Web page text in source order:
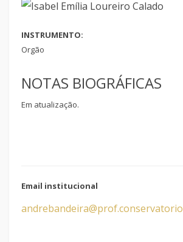
INSTRUMENTO:
Orgão
NOTAS BIOGRÁFICAS
Em atualização.
Email institucional